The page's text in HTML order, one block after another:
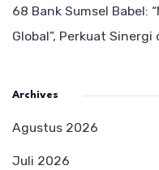
68 Bank Sumsel Babel:
Global”, Perkuat
Archives
Agustus 2026
Juli 2026